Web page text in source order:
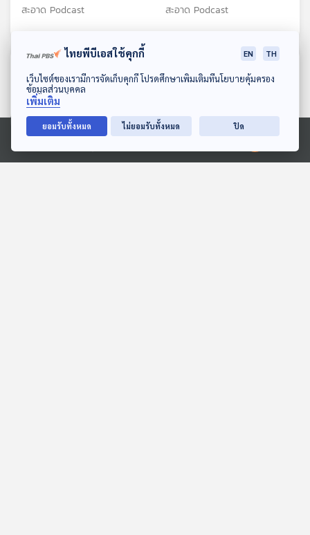
ดาวน์โหลด Thai PBS Podcast Application
Ⓒ 2020 องค์การกระจายเสียงและแพร่ภาพสาธารณะแห่งประเทศไทย
สะอาด Podcast สะอาด Podcast
ไทยพีบีเอสใช้คุกกี้ EN TH
เว็บไซต์ของเรามีการจัดเก็บคุกกี้ โปรดศึกษาเพิ่มเติมที่นโยบายคุ้มครอง
ข้อมูลส่วนบุคคล
เพิ่มเติม
ยอมรับทั้งหมด ไม่ยอมรับทั้งหมด ปิด